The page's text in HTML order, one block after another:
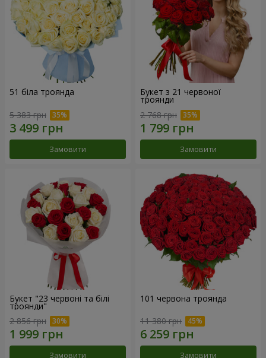
51 біла троянда
5 383 грн
Замовити
Букет з 21 червоної
троянди
2 768 грн
Замовити
Букет "23 червоні та білі
троянди"
2 856 грн
Замовити
101 червона троянда
11 380 грн
Замовити